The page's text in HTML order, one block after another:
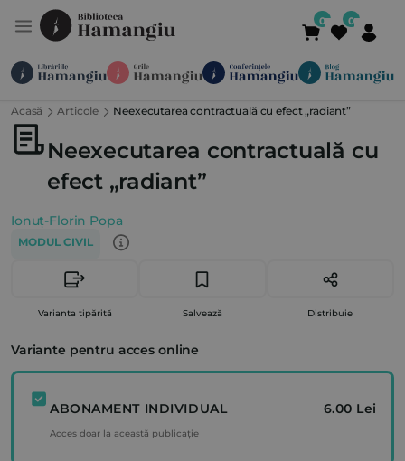
Module Publicații Abonamente
Suport Contact Newsletter 021 336 01 25 (L-V
Acasă Articole Neexecutarea contractuală cu efect „radiant”
Neexecutarea contractuală cu
efect „radiant”
Ionuț-Florin Popa
MODUL CIVIL
Varianta tipărită Salvează Distribuie
Variante pentru acces online
ABONAMENT INDIVIDUAL 6.00 Lei
Acces doar la această publicație